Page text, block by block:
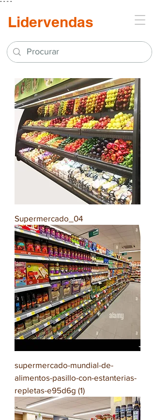
" " " "
Lidervendas
Supermercado_04
supermercado-mundial-de-
alimentos-pasillo-con-estanterias-
repletas-e95d6g (1)